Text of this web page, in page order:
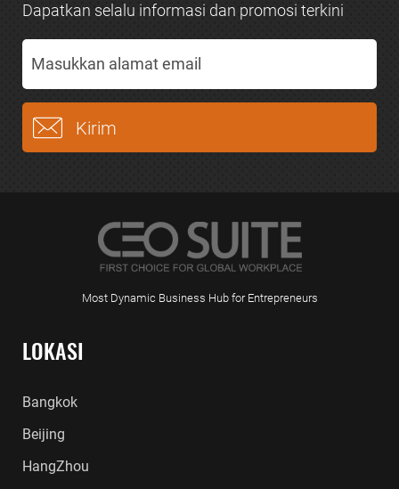
Dapatkan selalu informasi dan promosi terkini
Most Dynamic Business Hub for Entrepreneurs
LOKASI
Bangkok
Beijing
HangZhou